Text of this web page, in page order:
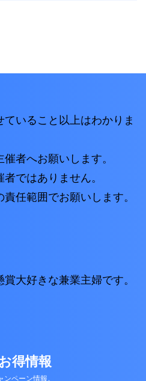
ていること以上はわかりま
者へお願いします。
ではありません。
任範囲でお願いします。
大好きな兼業主婦です。
得情報
ンペーン情報。